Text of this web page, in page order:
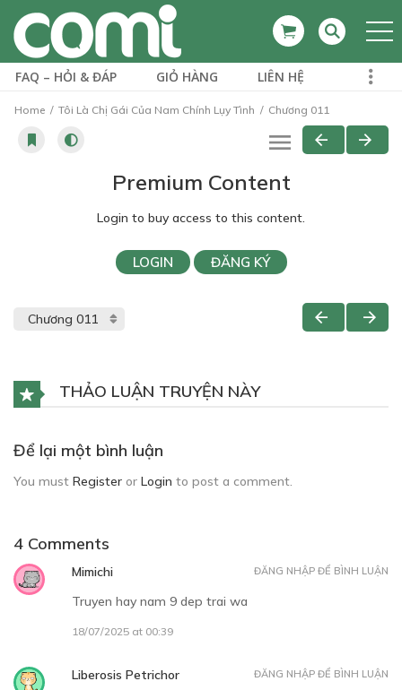
FAQ – HỎI & ĐÁP GIỎ HÀNG LIÊN HỆ
Home Tôi Là Chị Gái Của Nam Chính Lụy Tình Chương 011
Premium Content
Login to buy access to this content.
LOGIN ĐĂNG KÝ
THẢO LUẬN TRUYỆN NÀY
Để lại một bình luận
You must Register or Login to post a comment.
4 Comments
Mimichi
Truyen hay nam 9 dep trai wa
18/07/2025 at 00:39
ĐĂNG NHẬP ĐỂ BÌNH LUẬN
Liberosis Petrichor
ĐĂNG NHẬP ĐỂ BÌNH LUẬN